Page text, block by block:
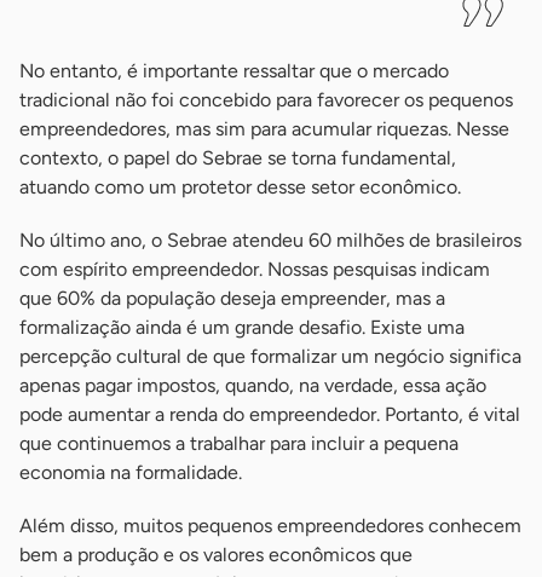
No entanto, é importante ressaltar que o mercado
tradicional não foi concebido para favorecer os pequenos
empreendedores, mas sim para acumular riquezas. Nesse
contexto, o papel do Sebrae se torna fundamental,
atuando como um protetor desse setor econômico.
No último ano, o Sebrae atendeu 60 milhões de brasileiros
com espírito empreendedor. Nossas pesquisas indicam
que 60% da população deseja empreender, mas a
formalização ainda é um grande desafio. Existe uma
percepção cultural de que formalizar um negócio significa
apenas pagar impostos, quando, na verdade, essa ação
pode aumentar a renda do empreendedor. Portanto, é vital
que continuemos a trabalhar para incluir a pequena
economia na formalidade.
Além disso, muitos pequenos empreendedores conhecem
bem a produção e os valores econômicos que